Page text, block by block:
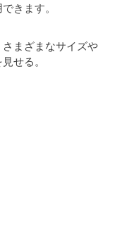
きます。
まざまなサイズや
せる。